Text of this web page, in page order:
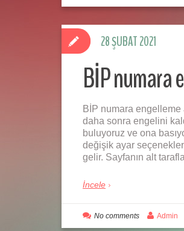
BİP numara
BİP numara engelleme
daha sonra engelini
buluyoruz ve ona
değişik ayar
gelir. Sayfanın alt
İncele
28 ŞUBAT 2021
No comments Admin